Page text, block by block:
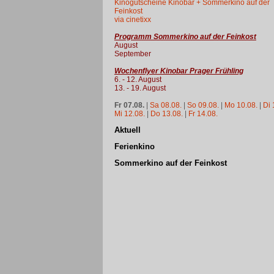
Kinogutscheine Kinobar + Sommerkino auf der
Feinkost
via cinetixx
Programm Sommerkino auf der Feinkost
August
September
Wochenflyer Kinobar Prager Frühling
6. - 12. August
13. - 19. August
Fr 07.08.| Sa 08.08. | So 09.08. | Mo 10.08. | Di
Mi 12.08. | Do 13.08. | Fr 14.08.
Aktuell
Ferienkino
Sommerkino auf der Feinkost